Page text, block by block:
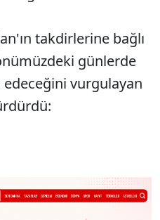
takdirlerine bağlı
günlerde
edeceğini vurgulayan